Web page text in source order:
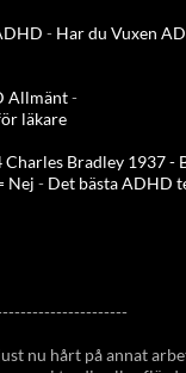
- Har du Vuxen
Allmänt-
läkare
Bradley 1937 -
Nej - Det bästa ADHD
nu hårt på annat